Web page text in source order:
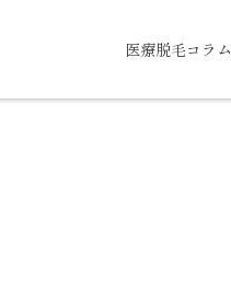
医療脱毛コラム